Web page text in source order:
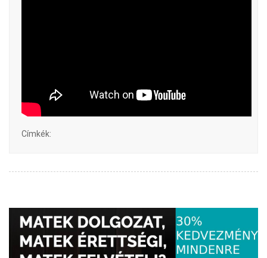
Címkék: